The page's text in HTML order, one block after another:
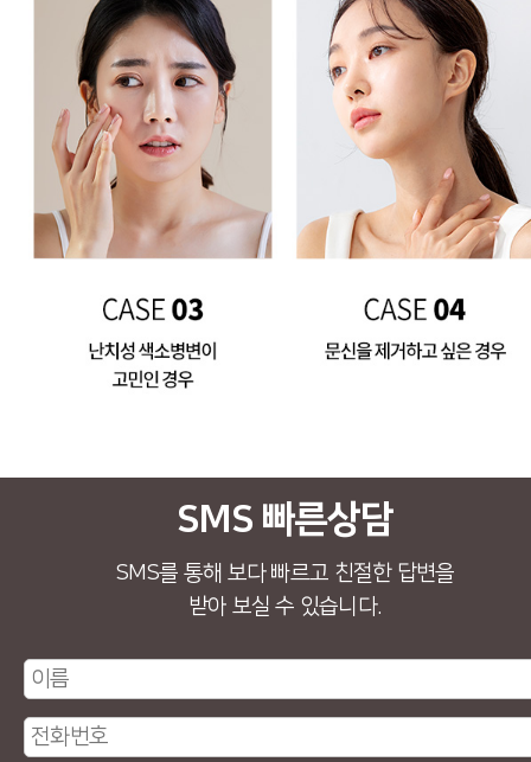
SMS 빠른상담
SMS를 통해 보다 빠르고 친절한 답변을
받아 보실 수 있습니다.